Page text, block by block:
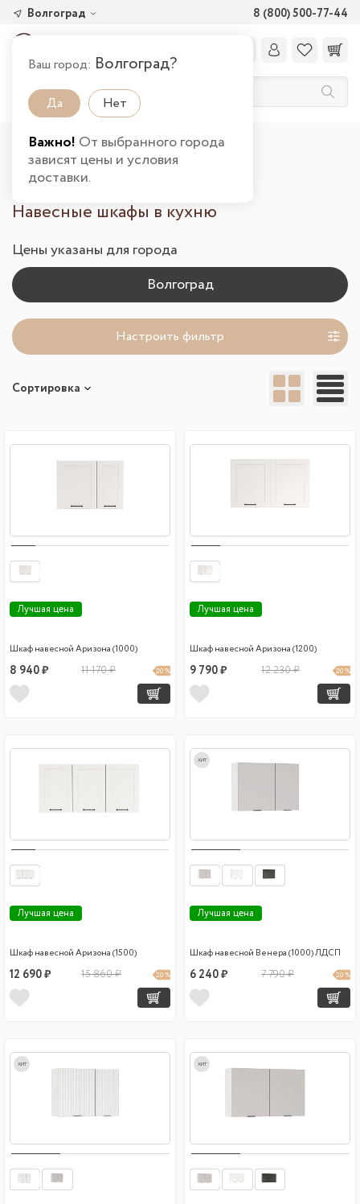
8 (800) 500-77-44
Волгоград
Ваш город: Волгоград?
Да Нет
Важно! От выбранного города
зависят цены и условия
доставки.
Главная Каталог товаров
Кухня
Шкафы навесные в Волгограде
Навесные шкафы в кухню
Цены указаны для города
Настроить фильтр
Сортировка
Лучшая цена
Шкаф навесной Аризона (1000)
8 940 ₽ 11 170 ₽ 20 %
Лучшая цена
Шкаф навесной Аризона (1200)
9 790 ₽ 12 230 ₽ 20 %
Лучшая цена
Шкаф навесной Аризона (1500)
12 690 ₽ 15 860 ₽ 20 %
хит
Лучшая цена
Шкаф навесной Венера (1000) ЛДСП
6 240 ₽ 7 790 ₽ 20 %
хит хит